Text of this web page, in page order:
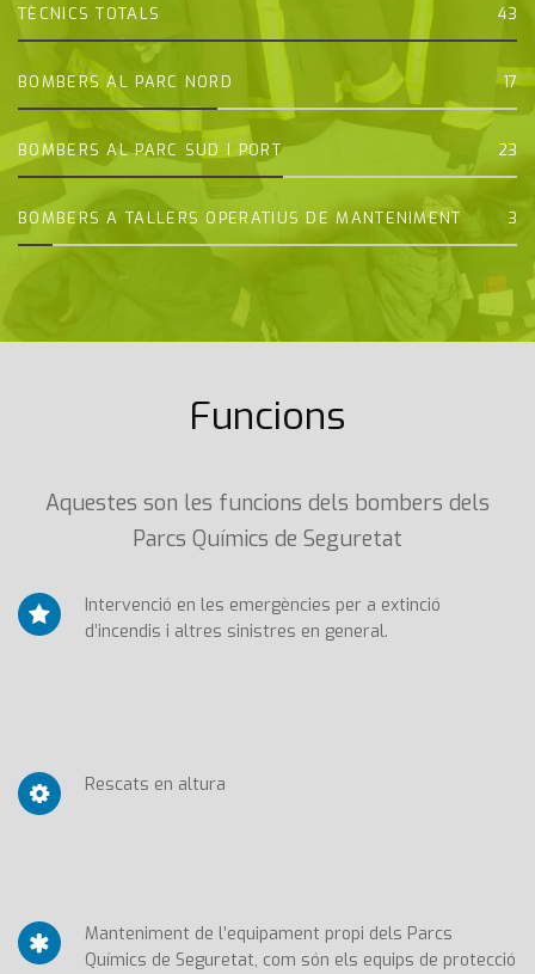
TÈCNICS TOTALS 43
BOMBERS AL PARC NORD 17
BOMBERS AL PARC SUD I PORT 23
BOMBERS A TALLERS OPERATIUS DE MANTENIMENT 3
Funcions
Aquestes son les funcions dels bombers dels
Parcs Químics de Seguretat
Intervenció en les emergències per a extinció
d’incendis i altres sinistres en general.
Rescats en altura
Manteniment de l’equipament propi dels Parcs
Químics de Seguretat, com són els equips de protecció